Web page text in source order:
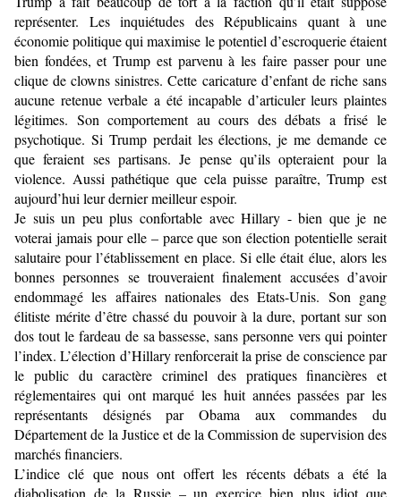
représenter. Les inquiétudes des Républicains quant à une
économie politique qui maximise le potentiel d’escroquerie étaient
bien fondées, et Trump est parvenu à les faire passer pour une
clique de clowns sinistres. Cette caricature d’enfant de riche sans
aucune retenue verbale a été incapable d’articuler leurs plaintes
légitimes. Son comportement au cours des débats a frisé le
psychotique. Si Trump perdait les élections, je me demande ce
que feraient ses partisans. Je pense qu’ils opteraient pour la
violence. Aussi pathétique que cela puisse paraître, Trump est
aujourd’hui leur dernier meilleur espoir.
Je suis un peu plus confortable avec Hillary - bien que je ne
voterai jamais pour elle – parce que son élection potentielle serait
salutaire pour l’établissement en place. Si elle était élue, alors les
bonnes personnes se trouveraient finalement accusées d’avoir
endommagé les affaires nationales des Etats-Unis. Son gang
élitiste mérite d’être chassé du pouvoir à la dure, portant sur son
dos tout le fardeau de sa bassesse, sans personne vers qui pointer
l’index. L’élection d’Hillary renforcerait la prise de conscience par
le public du caractère criminel des pratiques financières et
réglementaires qui ont marqué les huit années passées par les
représentants désignés par Obama aux commandes du
Département de la Justice et de la Commission de supervision des
marchés financiers.
L’indice clé que nous ont offert les récents débats a été la
diabolisation de la Russie – un exercice bien plus idiot que